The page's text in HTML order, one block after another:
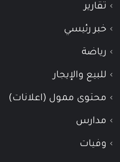
تقارير
خبر رئيسي
رياضة
للبيع والإيجار
محتوى ممول (اعلانات)
مدارس
وفيات